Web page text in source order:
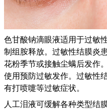
色甘酸钠滴眼液适用于过敏
制组胺释放。过敏性结膜炎
花粉季节或接触尘螨后发作
使用预防过敏发作。过敏性
有打喷嚏等过敏症状。
人工泪液可缓解各种类型结